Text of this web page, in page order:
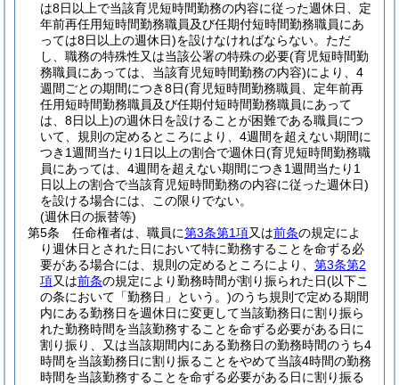
は8日以上で当該育児短時間勤務の内容に従った週休日、定
年前再任用短時間勤務職員及び任期付短時間勤務職員にあ
っては8日以上の週休日)を設けなければならない。 ただ
し、職務の特殊性又は当該公署の特殊の必要(育児短時間勤
務職員にあっては、当該育児短時間勤務の内容)により、4
週間ごとの期間につき8日(育児短時間勤務職員、定年前再
任用短時間勤務職員及び任期付短時間勤務職員にあって
は、8日以上)の週休日を設けることが困難である職員につ
いて、規則の定めるところにより、4週間を超えない期間に
つき1週間当たり1日以上の割合で週休日(育児短時間勤務職
員にあっては、4週間を超えない期間につき1週間当たり1
日以上の割合で当該育児短時間勤務の内容に従った週休日)
を設ける場合には、この限りでない。
(週休日の振替等)
第5条
任命権者は、職員に第3条第1項又は前条の規定によ
り週休日とされた日において特に勤務することを命ずる必
要がある場合には、規則の定めるところにより、 第3条第2
項又は前条の規定により勤務時間が割り振られた日(以下こ
の条において「勤務日」という。)のうち規則で定める期間
内にある勤務日を週休日に変更して当該勤務日に割り振ら
れた勤務時間を当該勤務することを命ずる必要がある日に
割り振り、又は当該期間内にある勤務日の勤務時間のうち4
時間を当該勤務日に割り振ることをやめて当該4時間の勤務
時間を当該勤務することを命ずる必要がある日に割り振る